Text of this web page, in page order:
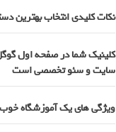
نکات کلیدی انتخاب بهترین
کلینیک شما در صفحه اول
سایت و سئو تخصصی است
ویژگی های یک آموزشگاه